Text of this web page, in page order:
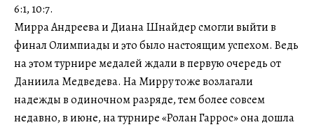
6:1, 10:7.
Мирра Андреева и Диана Шнайдер смогли выйти в
финал Олимпиады и это было настоящим успехом. Ведь
на этом турнире медалей ждали в первую очередь от
Даниила Медведева. На Мирру тоже возлагали
надежды в одиночном разряде, тем более совсем
недавно, в июне, на турнире «Ролан Гаррос» она дошла